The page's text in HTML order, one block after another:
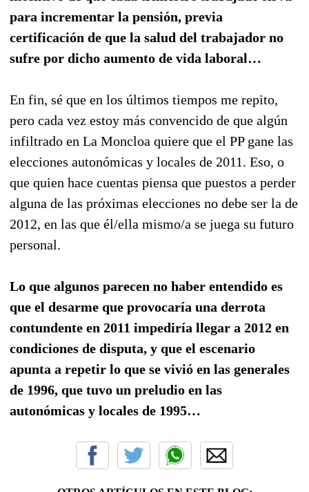
para incrementar la pensión, previa
certificación de que la salud del trabajador no
sufre por dicho aumento de vida laboral…
En fin, sé que en los últimos tiempos me repito,
pero cada vez estoy más convencido de que algún
infiltrado en La Moncloa quiere que el PP gane las
elecciones autonómicas y locales de 2011. Eso, o
que quien hace cuentas piensa que puestos a perder
alguna de las próximas elecciones no debe ser la de
2012, en las que él/ella mismo/a se juega su futuro
personal.
Lo que algunos parecen no haber entendido es
que el desarme que provocaría una derrota
contundente en 2011 impediría llegar a 2012 en
condiciones de disputa, y que el escenario
apunta a repetir lo que se vivió en las generales
de 1996, que tuvo un preludio en las
autonómicas y locales de 1995…